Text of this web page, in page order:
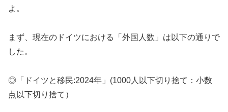
よ。
まず、現在のドイツにおける「外国人数」は以下の通りで
した。
◎「ドイツと移民:2024年」(1000人以下切り捨て：小数
点以下切り捨て）